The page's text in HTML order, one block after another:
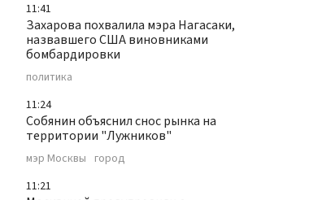
11:41
Захарова похвалила мэра Нагасаки,
назвавшего США виновниками
бомбардировки
политика
11:24
Собянин объяснил снос рынка на
территории "Лужников"
мэр Москвы город
11:21